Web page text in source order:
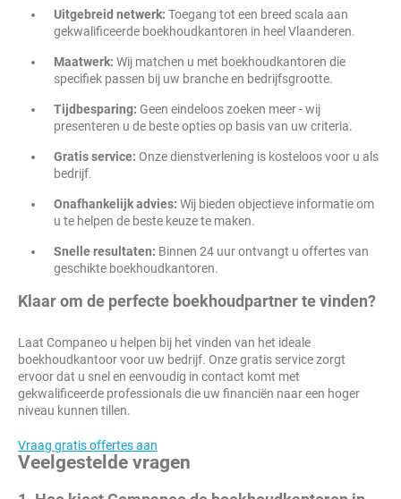
Uitgebreid netwerk: Toegang tot een breed scala aan
gekwalificeerde boekhoudkantoren in heel Vlaanderen.
Maatwerk: Wij matchen u met boekhoudkantoren die
specifiek passen bij uw branche en bedrijfsgrootte.
Tijdbesparing: Geen eindeloos zoeken meer - wij
presenteren u de beste opties op basis van uw criteria.
Gratis service: Onze dienstverlening is kosteloos voor u als
bedrijf.
Onafhankelijk advies: Wij bieden objectieve informatie om
u te helpen de beste keuze te maken.
Snelle resultaten: Binnen 24 uur ontvangt u offertes van
geschikte boekhoudkantoren.
Klaar om de perfecte boekhoudpartner te vinden?
Laat Companeo u helpen bij het vinden van het ideale
boekhoudkantoor voor uw bedrijf. Onze gratis service zorgt
ervoor dat u snel en eenvoudig in contact komt met
gekwalificeerde professionals die uw financiën naar een hoger
niveau kunnen tillen.
Vraag gratis offertes aan
Veelgestelde vragen